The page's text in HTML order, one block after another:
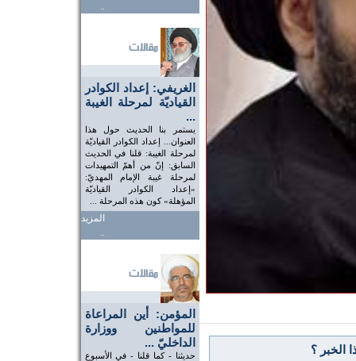
..
الغريفي: إعداد الكوادر
القياديّة لمرحلة الغيبة
...
يستمر بنا الحديث حول هذا
العنوان... إعداد الكوادر القياديّة
لمرحلة الغيبة: قلنا في الحديث
السابق: إنّ من أهمّ التمهيدات
لمرحلة غيبة الإمام المهديّ:
«إعداد الكوادر القياديّة
المؤهلة» كون هذه المرحلة ...
المزيد
..
المؤمن: أين المراعاة
للمواطنين ووزارة
الداخليّ ...
حديثنا - كما قلنا - في الأسبوع
الخبر ؟